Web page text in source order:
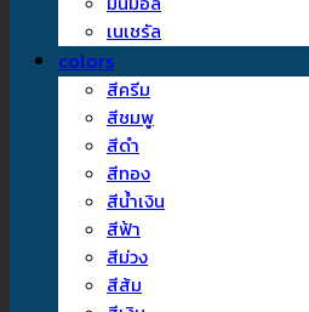
เนเชรัล
colors
สีครีม
สีชมพู
สีดำ
สีทอง
สีน้ำเงิน
สีฟ้า
สีม่วง
สีส้ม